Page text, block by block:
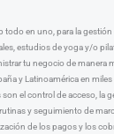
todo en uno, para la
estudios de yoga y/o
tu negocio de manera
y Latinoamérica en
el control de acceso, la
y seguimiento de
de los pagos y los